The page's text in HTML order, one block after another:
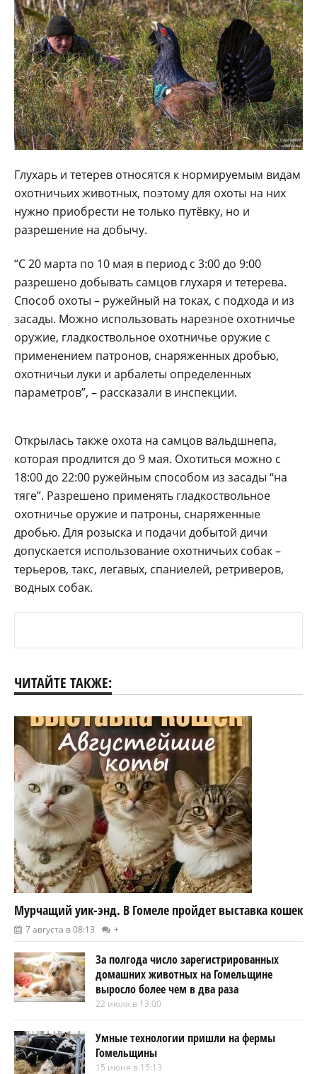
Глухарь и тетерев относятся к нормируемым видам
охотничьих животных, поэтому для охоты на них
нужно приобрести не только путёвку, но и
разрешение на добычу.
“С 20 марта по 10 мая в период с 3:00 до 9:00
разрешено добывать самцов глухаря и тетерева.
Способ охоты – ружейный на токах, с подхода и из
засады. Можно использовать нарезное охотничье
оружие, гладкоствольное охотничье оружие с
применением патронов, снаряженных дробью,
охотничьи луки и арбалеты определенных
параметров”, – рассказали в инспекции.
Открылась также охота на самцов вальдшнепа,
которая продлится до 9 мая. Охотиться можно с
18:00 до 22:00 ружейным способом из засады “на
тяге”. Разрешено применять гладкоствольное
охотничье оружие и патроны, снаряженные
дробью. Для розыска и подачи добытой дичи
допускается использование охотничьих собак –
терьеров, такс, легавых, спаниелей, ретриверов,
водных собак.
ЧИТАЙТЕ ТАКЖЕ:
Мурчащий уик-энд. В Гомеле пройдет выставка кошек
7 августа в 08:13 +
За полгода число зарегистрированных
домашних животных на Гомельщине
выросло более чем в два раза
22 июля в 13:00
Умные технологии пришли на фермы
Гомельщины
15 июня в 15:13